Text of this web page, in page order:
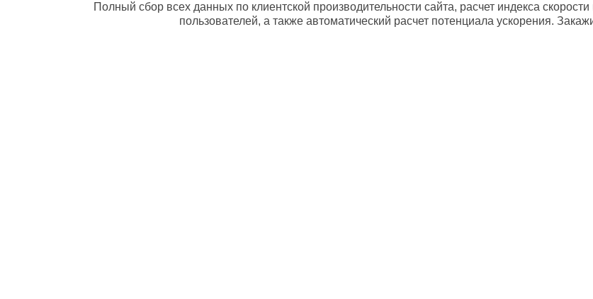
Полный сбор всех данных по клиентской производительности сайта, расчет индекса
пользователей, а также автоматический расчет потенциала ускорения.